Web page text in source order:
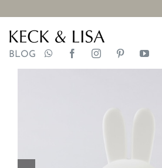
BLOG